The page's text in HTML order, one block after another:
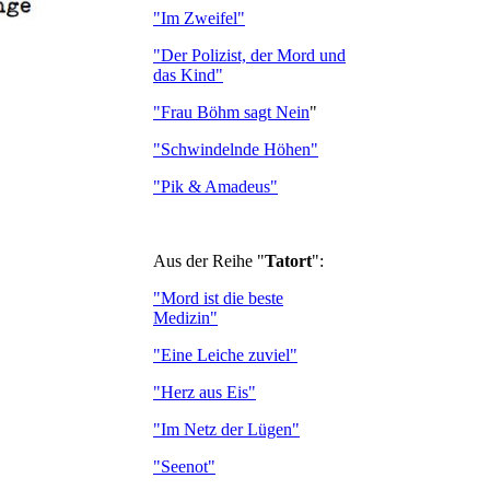
"Im Zweifel"
"Der Polizist, der Mord und
das Kind"
"Frau Böhm sagt Nein"
"Schwindelnde Höhen"
"Pik & Amadeus"
Aus der Reihe "Tatort":
"Mord ist die beste
Medizin"
"Eine Leiche zuviel"
"Herz aus Eis"
"Im Netz der Lügen"
"Seenot"